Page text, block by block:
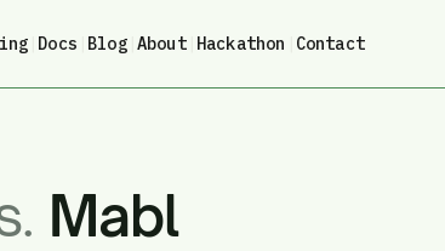
Docs Blog| About| Hackathon Contact
Mabl